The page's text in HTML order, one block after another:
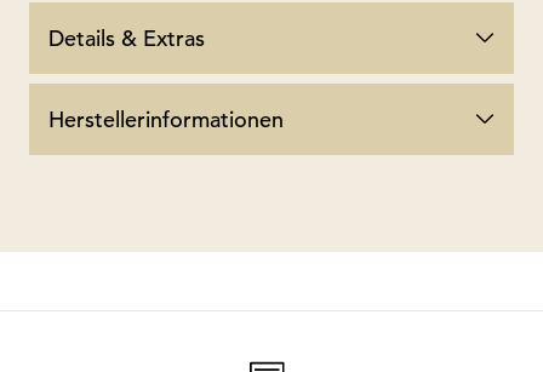
Details & Extras
Herstellerinformationen